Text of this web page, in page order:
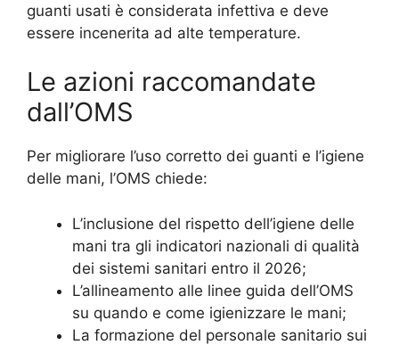
guanti usati è considerata infettiva e deve
essere incenerita ad alte temperature.
Le azioni raccomandate
dall’OMS
Per migliorare l’uso corretto dei guanti e l’igiene
delle mani, l’OMS chiede:
L’inclusione del rispetto dell’igiene delle
mani tra gli indicatori nazionali di qualità
dei sistemi sanitari entro il 2026;
L’allineamento alle linee guida dell’OMS
su quando e come igienizzare le mani;
La formazione del personale sanitario sui